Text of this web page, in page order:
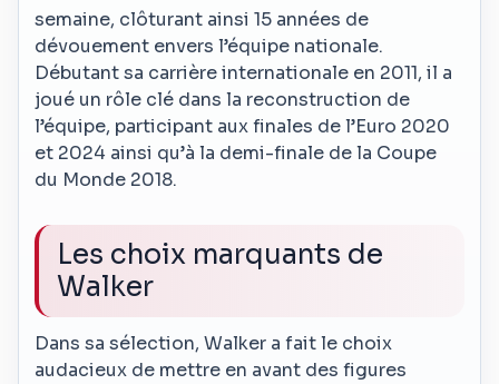
semaine, clôturant ainsi 15 années de
dévouement envers l’équipe nationale.
Débutant sa carrière internationale en 2011, il a
joué un rôle clé dans la reconstruction de
l’équipe, participant aux finales de l’Euro 2020
et 2024 ainsi qu’à la demi-finale de la Coupe
du Monde 2018.
Les choix marquants de
Walker
Dans sa sélection, Walker a fait le choix
audacieux de mettre en avant des figures